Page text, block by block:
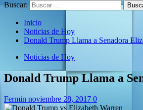
Buscar:
Inicio
Noticias de Hoy
Donald Trump Llama a Senadora
Noticias de Hoy
Donald Trump Llama a
Fermin noviembre 28, 2017 0